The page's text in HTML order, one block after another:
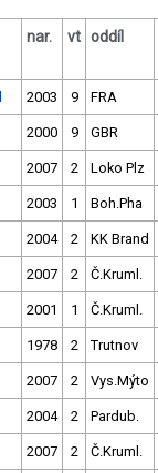
nar. vt oddíl
2003 9 FRA
2000 9 GBR
2007 2 Loko Plz
2003 1 Boh.Pha
2004 2 KK Brand
2007 2 Č.Kruml.
2001 1 Č.Kruml.
1978 2 Trutnov
2007 2 Vys.Mýto
2004 2 Pardub.
2007 2 Č.Kruml.